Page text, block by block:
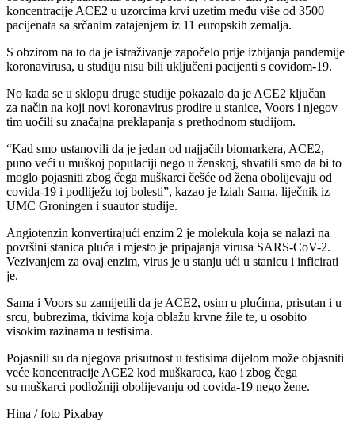
koncentracije ACE2 u uzorcima krvi uzetim među više od 3500
pacijenata sa srčanim zatajenjem iz 11 europskih zemalja.
S obzirom na to da je istraživanje započelo prije izbijanja pandemije
koronavirusa, u studiju nisu bili uključeni pacijenti s covidom-19.
No kada se u sklopu druge studije pokazalo da je ACE2 ključan
za način na koji novi koronavirus prodire u stanice, Voors i njegov
tim uočili su značajna preklapanja s prethodnom studijom.
“Kad smo ustanovili da je jedan od najjačih biomarkera, ACE2,
puno veći u muškoj populaciji nego u ženskoj, shvatili smo da bi to
moglo pojasniti zbog čega muškarci češće od žena obolijevaju od
covida-19 i podliježu toj bolesti”, kazao je Iziah Sama, liječnik iz
UMC Groningen i suautor studije.
Angiotenzin konvertirajući enzim 2 je molekula koja se nalazi na
površini stanica pluća i mjesto je pripajanja virusa SARS-CoV-2.
Vezivanjem za ovaj enzim, virus je u stanju ući u stanicu i inficirati
je.
Sama i Voors su zamijetili da je ACE2, osim u plućima, prisutan i u
srcu, bubrezima, tkivima koja oblažu krvne žile te, u osobito
visokim razinama u testisima.
Pojasnili su da njegova prisutnost u testisima dijelom može objasniti
veće koncentracije ACE2 kod muškaraca, kao i zbog čega
su muškarci podložniji obolijevanju od covida-19 nego žene.
Hina / foto Pixabay